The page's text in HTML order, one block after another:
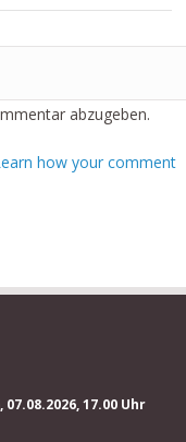
abzugeben.
how your comment
17.00 Uhr